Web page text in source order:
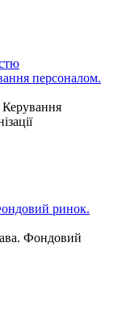
персоналом.
ринок.
Фондовий